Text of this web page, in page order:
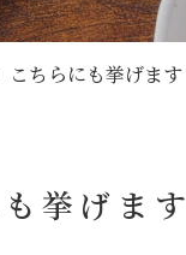
こちらにも挙げます
挙げます